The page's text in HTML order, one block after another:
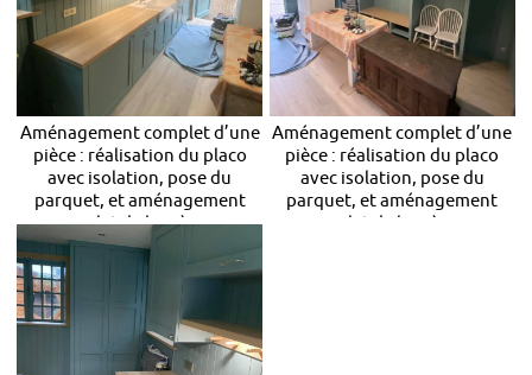
Aménagement complet d’une
pièce : réalisation du placo
avec isolation, pose du
parquet, et aménagement
complet de la pièce en
rangements
Aménagement complet d’une
pièce : réalisation du placo
avec isolation, pose du
parquet, et aménagement
complet de la pièce en